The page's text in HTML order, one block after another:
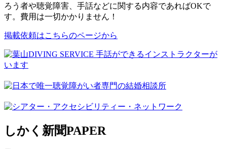
ろう者や聴覚障害、手話などに関する内容であればOKで
す。費用は一切かかりません！
掲載依頼はこちらのページから
しかく新聞PAPER